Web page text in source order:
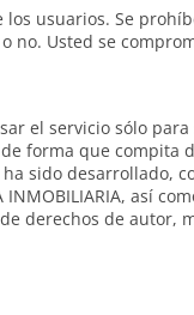
los usuarios. Se
no. Usted se
el servicio sólo
que compita
sido desarrollado,
así
derechos de